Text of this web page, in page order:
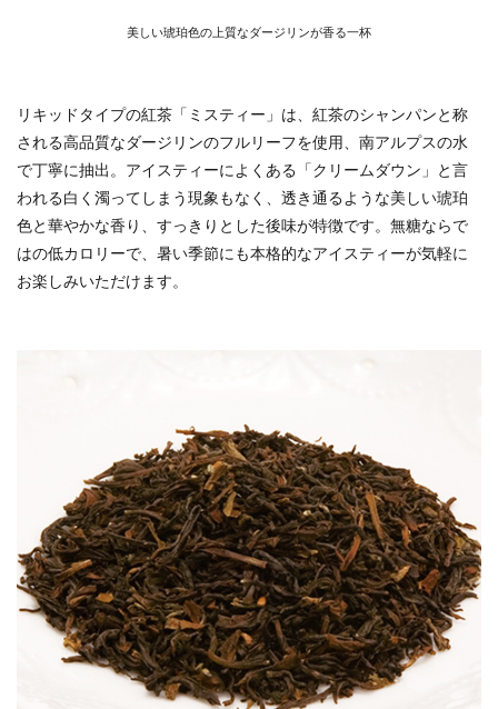
美しい琥珀色の上質なダージリンが香る一杯
リキッドタイプの紅茶「ミスティー」は、紅茶のシャンパンと称
される高品質なダージリンのフルリーフを使用、南アルプスの水
で丁寧に抽出。アイスティーによくある「クリームダウン」と言
われる白く濁ってしまう現象もなく、透き通るような美しい琥珀
色と華やかな香り、すっきりとした後味が特徴です。無糖ならで
はの低カロリーで、暑い季節にも本格的なアイスティーが気軽に
お楽しみいただけます。